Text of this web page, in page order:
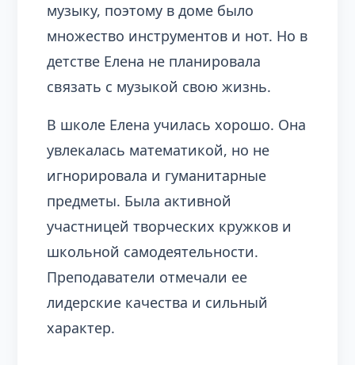
музыку, поэтому в доме было
множество инструментов и нот. Но в
детстве Елена не планировала
связать с музыкой свою жизнь.
В школе Елена училась хорошо. Она
увлекалась математикой, но не
игнорировала и гуманитарные
предметы. Была активной
участницей творческих кружков и
школьной самодеятельности.
Преподаватели отмечали ее
лидерские качества и сильный
характер.